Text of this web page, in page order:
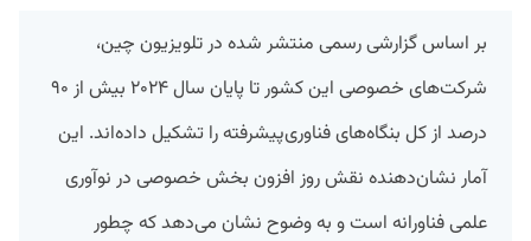
بر اساس گزارشی رسمی منتشر شده در تلویزیون چین،
شرکت‌های خصوصی این کشور تا پایان سال ۲۰۲۴ بیش از ۹۰
درصد از کل بنگاه‌های فناوری‌پیشرفته را تشکیل داده‌اند. این
آمار نشان‌دهنده نقش روز افزون بخش خصوصی در نوآوری
علمی‌ ‌فناورانه است و به وضوح نشان می‌دهد که چطور